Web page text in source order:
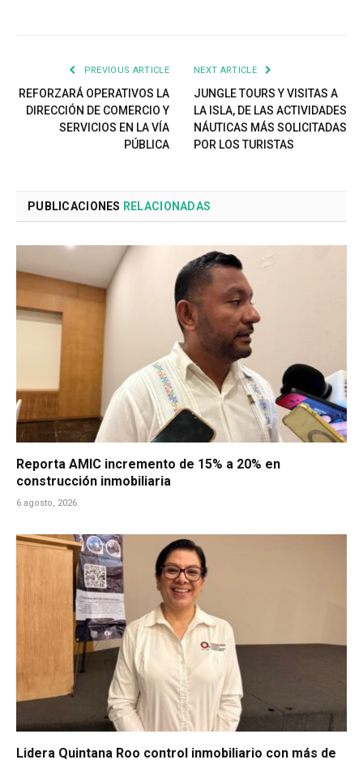
PREVIOUS ARTICLE
REFORZARÁ OPERATIVOS LA
DIRECCIÓN DE COMERCIO Y
SERVICIOS EN LA VÍA
PÚBLICA
NEXT ARTICLE
JUNGLE TOURS Y VISITAS A
LA ISLA, DE LAS ACTIVIDADES
NÁUTICAS MÁS SOLICITADAS
POR LOS TURISTAS
PUBLICACIONES RELACIONADAS
Reporta AMIC incremento de 15% a 20% en
construcción inmobiliaria
6 agosto, 2026
Lidera Quintana Roo control inmobiliario con más de